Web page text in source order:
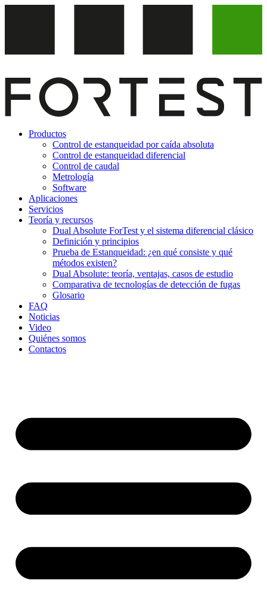
Productos
Control de estanqueidad por caída absoluta
Control de estanqueidad diferencial
Control de caudal
Metrología
Software
Aplicaciones
Servicios
Teoría y recursos
Dual Absolute ForTest y el sistema diferencial clásico
Definición y principios
Prueba de Estanqueidad: ¿en qué consiste y qué
métodos existen?
Dual Absolute: teoría, ventajas, casos de estudio
Comparativa de tecnologías de detección de fugas
Glosario
FAQ
Noticias
Video
Quiénes somos
Contactos